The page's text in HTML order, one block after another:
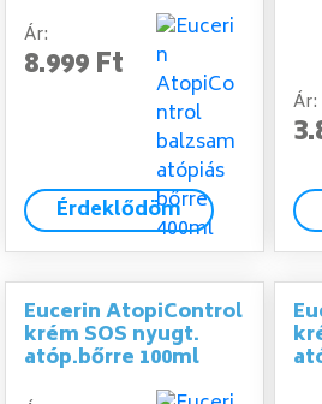
Ár:
8.999 Ft
Érdeklődöm
Ár:
Eucerin AtopiControl
krém SOS nyugt.
atóp.bőrre 100ml